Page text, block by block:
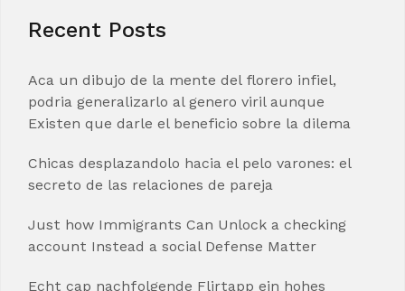
Recent Posts
Aca un dibujo de la mente del florero infiel,
podria generalizarlo al genero viril aunque
Existen que darle el beneficio sobre la dilema
Chicas desplazandolo hacia el pelo varones: el
secreto de las relaciones de pareja
Just how Immigrants Can Unlock a checking
account Instead a social Defense Matter
Echt cap nachfolgende Flirtapp ein hohes